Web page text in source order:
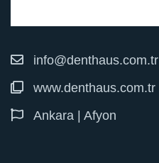
info@denthaus.com.tr
www.denthaus.com.tr
Ankara | Afyon